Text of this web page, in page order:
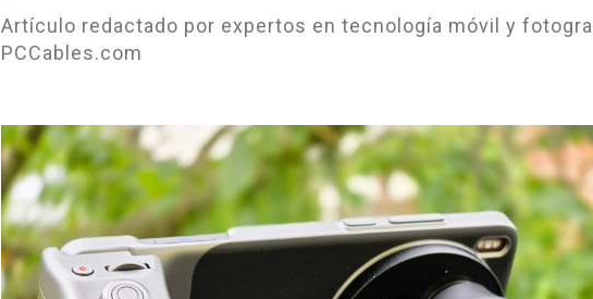
Artículo redactado por expertos en tecnología móvil y
PCCables.com